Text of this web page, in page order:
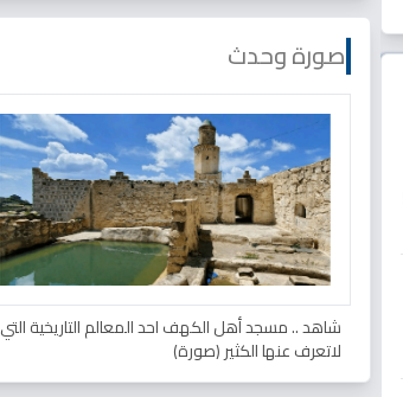
صورة وحدث
شاهد .. مسجد أهل الكهف احد المعالم التاريخية التي
لاتعرف عنها الكثير (صورة)